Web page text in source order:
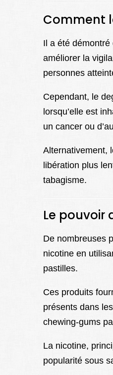
Comment
Il a été
améliorer la
personnes
Cependant, le
lorsqu’elle est
un cancer ou
Alternativement,
libération plus
tabagisme.
Le pouvoir
De nombreuses
nicotine en
pastilles.
Ces produits
présents dans
chewing-gums
La nicotine,
popularité sous